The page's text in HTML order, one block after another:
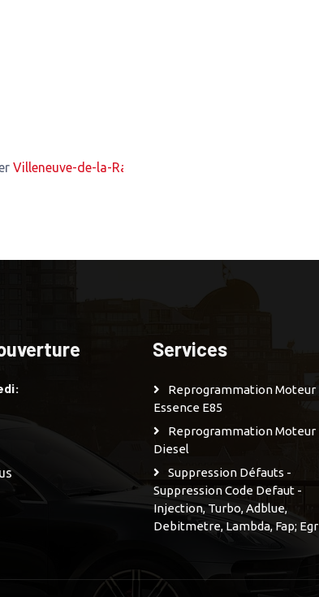
de-la-Raho2,52 Km de notre atelier
Services
Reprogrammation Moteur
Essence E85
Reprogrammation Moteur
Diesel
Suppression Défauts -
Suppression Code Defaut -
Injection, Turbo, Adblue,
Debitmetre, Lambda, Fap; Egr